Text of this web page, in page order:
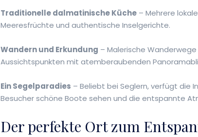
Traditionelle dalmatinische Küche – Mehrere
Meeresfrüchte und authentische Inselgerichte.
Wandern und Erkundung – Malerische
Aussichtspunkten mit atemberaubenden
Ein Segelparadies – Beliebt bei Seglern, verfügt die
Besucher schöne Boote sehen und die entspannte
Der perfekte Ort zum